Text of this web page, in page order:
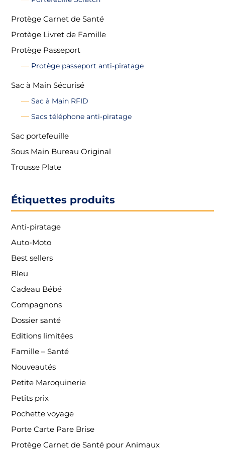
Protège Carnet de Santé
Protège Livret de Famille
Protège Passeport
Protège passeport anti-piratage
Sac à Main Sécurisé
Sac à Main RFID
Sacs téléphone anti-piratage
Sac portefeuille
Sous Main Bureau Original
Trousse Plate
Étiquettes produits
Anti-piratage
Auto-Moto
Best sellers
Bleu
Cadeau Bébé
Compagnons
Dossier santé
Editions limitées
Famille – Santé
Nouveautés
Petite Maroquinerie
Petits prix
Pochette voyage
Porte Carte Pare Brise
Protège Carnet de Santé pour Animaux